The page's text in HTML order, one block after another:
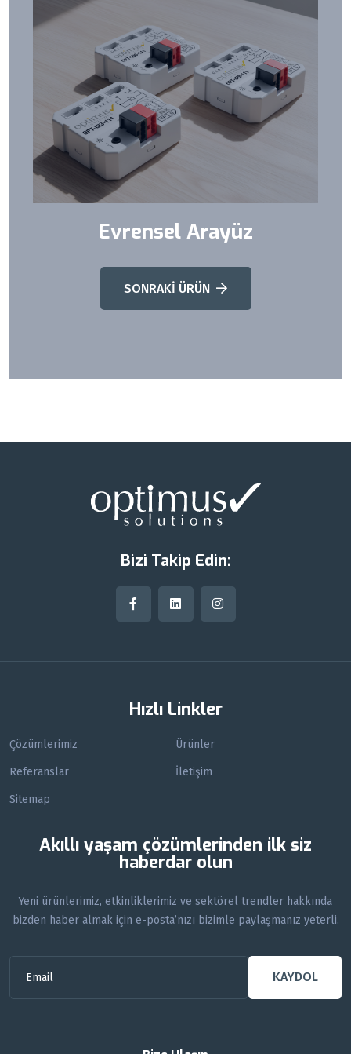
Evrensel Arayüz
SONRAKİ ÜRÜN
Bizi Takip Edin:
Hızlı Linkler
Çözümlerimiz Ürünler
Referanslar İletişim
Sitemap
Akıllı yaşam çözümlerinden ilk siz
haberdar olun
Yeni ürünlerimiz, etkinliklerimiz ve sektörel trendler hakkında
bizden haber almak için e-posta’nızı bizimle paylaşmanız yeterli.
KAYDOL